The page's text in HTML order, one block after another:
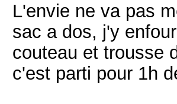
L'envie ne va pas
sac a dos, j'y
couteau et trousse
c'est parti pour 1h